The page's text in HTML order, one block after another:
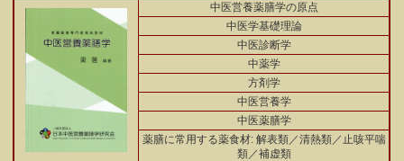
中医営養薬膳学の原点
中医学基礎理論
中医診断学
中薬学
方剤学
中医営養学
中医薬膳学
薬膳に常用する薬食材: 解表類／清熱類／止咳平喘
類／補虚類